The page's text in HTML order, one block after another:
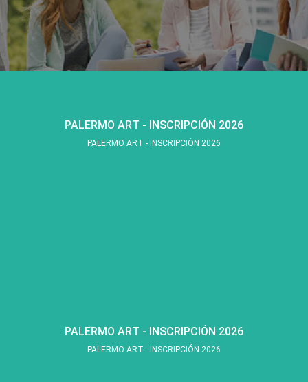
PALERMO ART - INSCRIPCIÓN 2026
PALERMO ART - INSCRIPCIÓN 2026
PALERMO ART - INSCRIPCIÓN 2026
PALERMO ART - INSCRIPCIÓN 2026